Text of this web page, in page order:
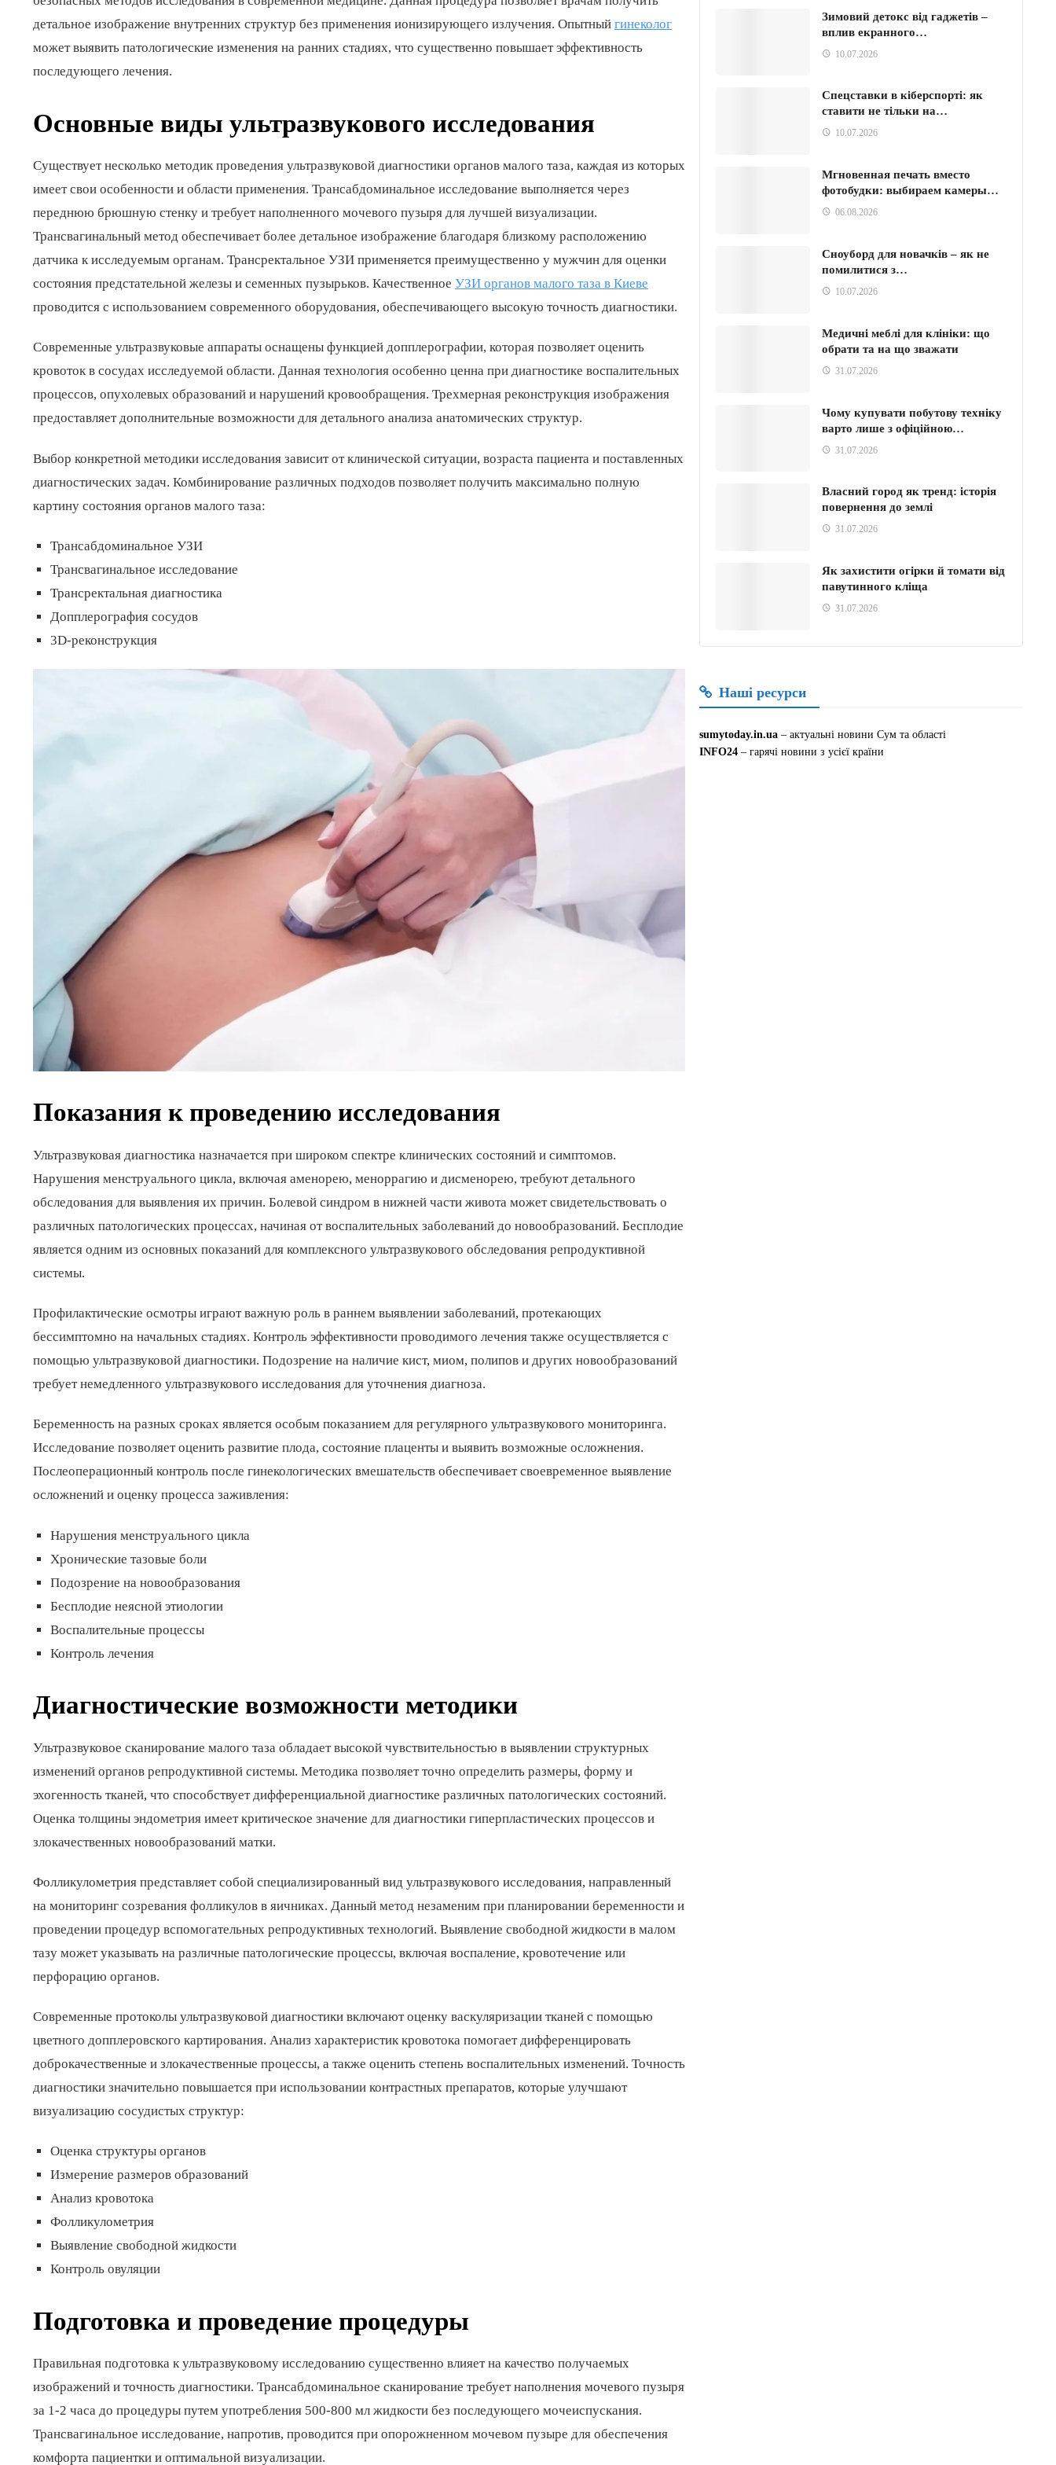
детальное изображение внутренних структур без применения ионизирующего излучения. Опытный гинеколог
может выявить патологические изменения на ранних стадиях, что существенно повышает эффективность
последующего лечения.
Основные виды ультразвукового исследования
Существует несколько методик проведения ультразвуковой диагностики органов малого таза, каждая из которых
имеет свои особенности и области применения. Трансабдоминальное исследование выполняется через
переднюю брюшную стенку и требует наполненного мочевого пузыря для лучшей визуализации.
Трансвагинальный метод обеспечивает более детальное изображение благодаря близкому расположению
датчика к исследуемым органам. Трансректальное УЗИ применяется преимущественно у мужчин для оценки
состояния предстательной железы и семенных пузырьков. Качественное УЗИ органов малого таза в Киеве
проводится с использованием современного оборудования, обеспечивающего высокую точность диагностики.
Современные ультразвуковые аппараты оснащены функцией допплерографии, которая позволяет оценить
кровоток в сосудах исследуемой области. Данная технология особенно ценна при диагностике воспалительных
процессов, опухолевых образований и нарушений кровообращения. Трехмерная реконструкция изображения
предоставляет дополнительные возможности для детального анализа анатомических структур.
Выбор конкретной методики исследования зависит от клинической ситуации, возраста пациента и поставленных
диагностических задач. Комбинирование различных подходов позволяет получить максимально полную
картину состояния органов малого таза:
Трансабдоминальное УЗИ
Трансвагинальное исследование
Трансректальная диагностика
Допплерография сосудов
3D-реконструкция
Показания к проведению исследования
Ультразвуковая диагностика назначается при широком спектре клинических состояний и симптомов.
Нарушения менструального цикла, включая аменорею, меноррагию и дисменорею, требуют детального
обследования для выявления их причин. Болевой синдром в нижней части живота может свидетельствовать о
различных патологических процессах, начиная от воспалительных заболеваний до новообразований. Бесплодие
является одним из основных показаний для комплексного ультразвукового обследования репродуктивной
системы.
Профилактические осмотры играют важную роль в раннем выявлении заболеваний, протекающих
бессимптомно на начальных стадиях. Контроль эффективности проводимого лечения также осуществляется с
помощью ультразвуковой диагностики. Подозрение на наличие кист, миом, полипов и других новообразований
требует немедленного ультразвукового исследования для уточнения диагноза.
Беременность на разных сроках является особым показанием для регулярного ультразвукового мониторинга.
Исследование позволяет оценить развитие плода, состояние плаценты и выявить возможные осложнения.
Послеоперационный контроль после гинекологических вмешательств обеспечивает своевременное выявление
осложнений и оценку процесса заживления:
Нарушения менструального цикла
Хронические тазовые боли
Подозрение на новообразования
Бесплодие неясной этиологии
Воспалительные процессы
Контроль лечения
Диагностические возможности методики
Ультразвуковое сканирование малого таза обладает высокой чувствительностью в выявлении структурных
изменений органов репродуктивной системы. Методика позволяет точно определить размеры, форму и
эхогенность тканей, что способствует дифференциальной диагностике различных патологических состояний.
Оценка толщины эндометрия имеет критическое значение для диагностики гиперпластических процессов и
злокачественных новообразований матки.
Фолликулометрия представляет собой специализированный вид ультразвукового исследования, направленный
на мониторинг созревания фолликулов в яичниках. Данный метод незаменим при планировании беременности и
проведении процедур вспомогательных репродуктивных технологий. Выявление свободной жидкости в малом
тазу может указывать на различные патологические процессы, включая воспаление, кровотечение или
перфорацию органов.
Современные протоколы ультразвуковой диагностики включают оценку васкуляризации тканей с помощью
цветного допплеровского картирования. Анализ характеристик кровотока помогает дифференцировать
доброкачественные и злокачественные процессы, а также оценить степень воспалительных изменений. Точность
диагностики значительно повышается при использовании контрастных препаратов, которые улучшают
визуализацию сосудистых структур:
Оценка структуры органов
Измерение размеров образований
Анализ кровотока
Фолликулометрия
Выявление свободной жидкости
Контроль овуляции
Подготовка и проведение процедуры
Правильная подготовка к ультразвуковому исследованию существенно влияет на качество получаемых
изображений и точность диагностики. Трансабдоминальное сканирование требует наполнения мочевого пузыря
за 1-2 часа до процедуры путем употребления 500-800 мл жидкости без последующего мочеиспускания.
Трансвагинальное исследование, напротив, проводится при опорожненном мочевом пузыре для обеспечения
комфорта пациентки и оптимальной визуализации.
Зимовий детокс від гаджетів –
вплив екранного…
10.07.2026
Спецставки в кіберспорті: як
ставити не тільки на…
10.07.2026
Мгновенная печать вместо
фотобудки: выбираем камеры…
06.08.2026
Сноуборд для новачків – як не
помилитися з…
10.07.2026
Медичні меблі для клініки: що
обрати та на що зважати
31.07.2026
Чому купувати побутову техніку
варто лише з офіційною…
31.07.2026
Власний город як тренд: історія
повернення до землі
31.07.2026
Як захистити огірки й томати від
павутинного кліща
31.07.2026
Наші ресурси
sumytoday.in.ua – актуальні новини Сум та області
INFO24 – гарячі новини з усієї країни